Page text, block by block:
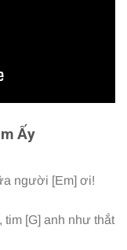
Ấy
người [Em] ơi!
tim [G] anh như thắt